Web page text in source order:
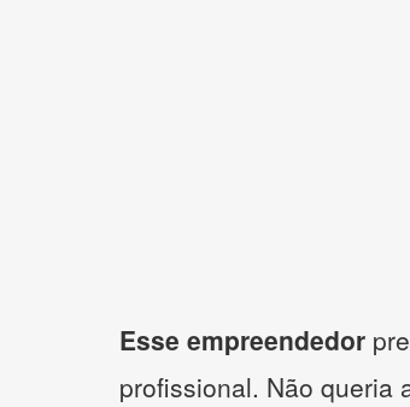
Esse empreendedor
profissional. Não queria